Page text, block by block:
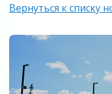
Вернуться к списку